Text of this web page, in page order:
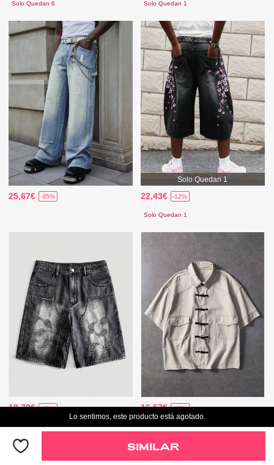
Solo Quedan 6 Solo Quedan 1
25,67€ -35%
Solo Quedan 1
22,43€ -12%
Solo Quedan 1
18,79€ -20% 16,57€ -35%
Lo sentimos, este producto está agotado.
SIMILAR